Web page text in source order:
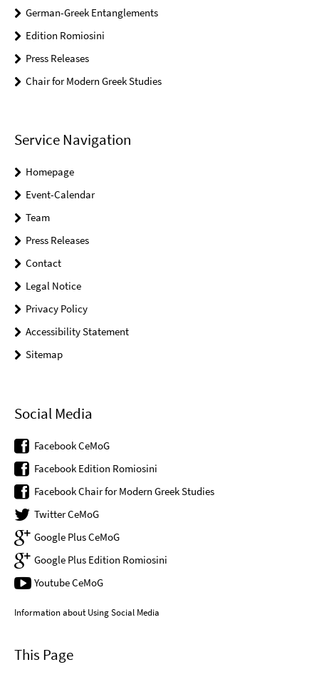
German-Greek Entanglements
Edition Romiosini
Press Releases
Chair for Modern Greek Studies
Service Navigation
Homepage
Event-Calendar
Team
Press Releases
Contact
Legal Notice
Privacy Policy
Accessibility Statement
Sitemap
Social Media
Facebook CeMoG
Facebook Edition Romiosini
Facebook Chair for Modern Greek Studies
Twitter CeMoG
Google Plus CeMoG
Google Plus Edition Romiosini
Youtube CeMoG
Information about Using Social Media
This Page